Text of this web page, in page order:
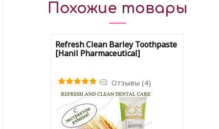
Похожие товары
Refresh Clean Barley Toothpaste
[Hanil Pharmaceutical]
Отзывы (4)